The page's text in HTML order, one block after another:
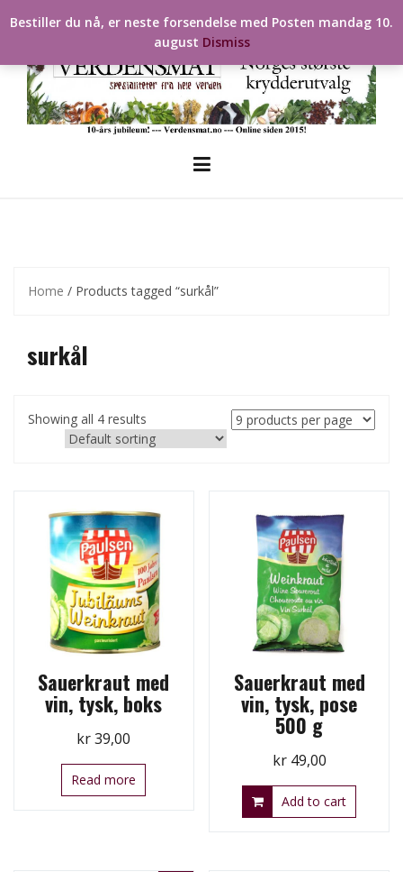
to
Home / Products tagged “surkål”
surkål
Showing all 4 results
Sauerkraut med
vin, tysk, boks
kr39,00
Read more
Sauerkraut med
vin, tysk, pose
500 g
kr49,00
Add to cart
Bestiller du nå, er neste forsendelse med Posten mandag 10.
august Dismiss